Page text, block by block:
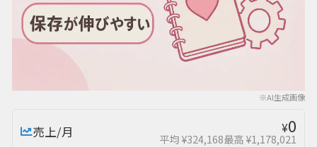
※AI生成画像
売上/月 ¥0
平均 ¥324,168最高 ¥1,178,021